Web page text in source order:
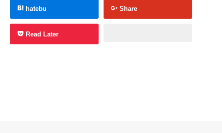
hatebu Share
Read Later